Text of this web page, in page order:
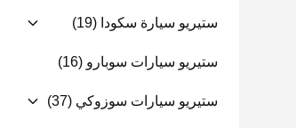
ستيريو سيارة سكودا (19)
ستيريو سيارات سوبارو (16)
ستيريو سيارات سوزوكي (37)